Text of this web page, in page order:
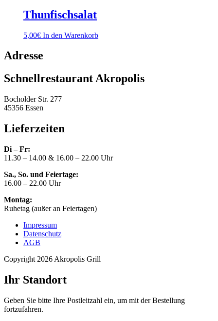
Thunfischsalat
5,00€ In den Warenkorb
Adresse
Schnellrestaurant Akropolis
Bocholder Str. 277
45356 Essen
Lieferzeiten
Di – Fr:
11.30 – 14.00 & 16.00 – 22.00 Uhr
Sa., So. und Feiertage:
16.00 – 22.00 Uhr
Montag:
Ruhetag (außer an Feiertagen)
Impressum
Datenschutz
AGB
Copyright 2026 Akropolis Grill
Ihr Standort
Geben Sie bitte Ihre Postleitzahl ein, um mit der Bestellung
fortzufahren.